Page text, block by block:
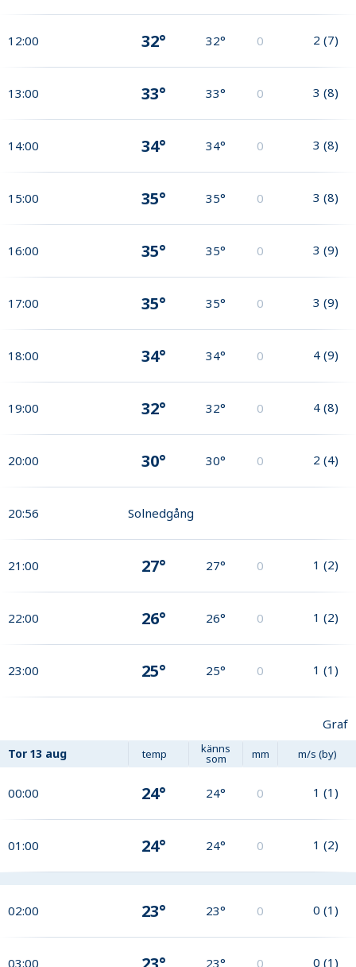
12:00 32° 32° 0 2 (7)
13:00 33° 33° 0 3 (8)
14:00 34° 34° 0 3 (8)
15:00 35° 35° 0 3 (8)
16:00 35° 35° 0 3 (9)
17:00 35° 35° 0 3 (9)
18:00 34° 34° 0 4 (9)
19:00 32° 32° 0 4 (8)
20:00 30° 30° 0 2 (4)
20:56 Solnedgång
21:00 27° 27° 0 1 (2)
22:00 26° 26° 0 1 (2)
23:00 25° 25° 0 1 (1)
Graf
Tor 13 aug temp känns
som mm m/s (by)
00:00 24° 24° 0 1 (1)
01:00 24° 24° 0 1 (2)
02:00 23° 23° 0 0 (1)
03:00 23° 0 0 (1)